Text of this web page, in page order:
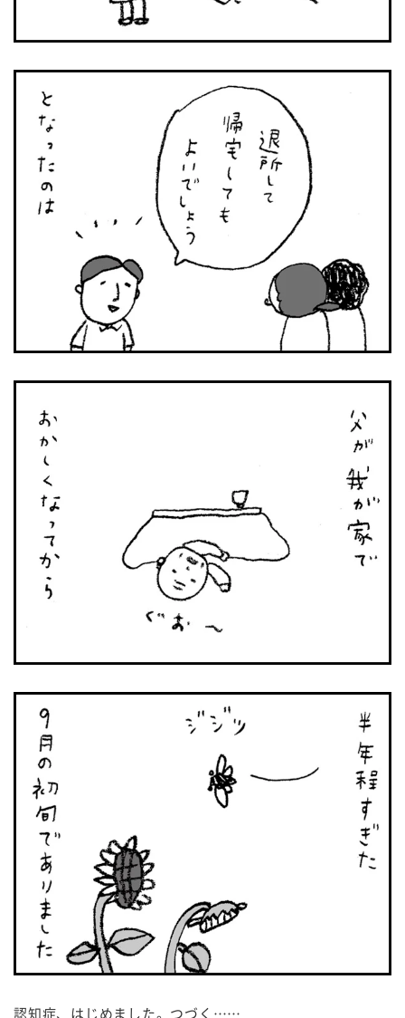
認知症、はじめました。つづく……